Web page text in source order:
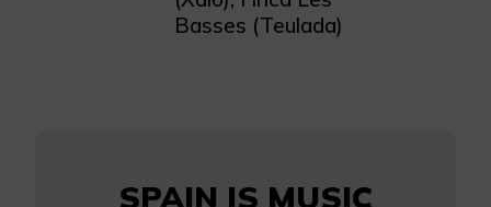
Basses (Teulada)
SPAIN IS MUSIC